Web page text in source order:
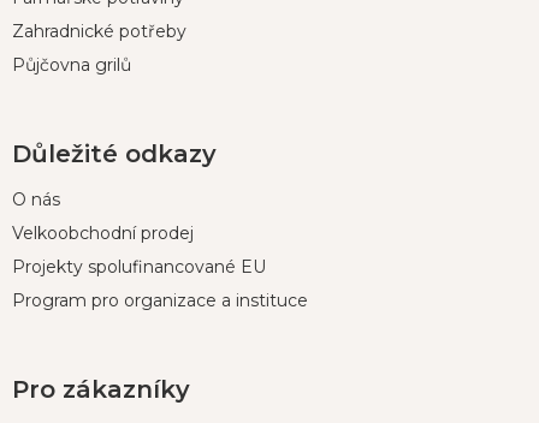
Zahradnické potřeby
Půjčovna grilů
Důležité odkazy
O nás
Velkoobchodní prodej
Projekty spolufinancované EU
Program pro organizace a instituce
Pro zákazníky